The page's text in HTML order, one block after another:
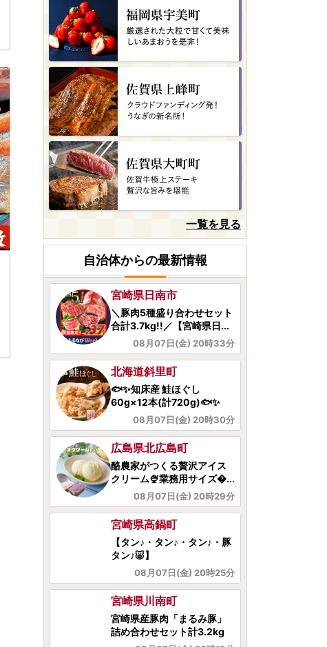
一覧を見る
自治体からの最新情報
キリン 氷結 シチリア産 レモ
ン 350ml 缶 × 24本 岡山...
08月07日(金) 21時34分
香川県まんのう町
＜数量限定＞ さぬき名物！
骨付鳥セット (3本・専用...
08月07日(金) 21時06分
北海道浜中町
み～んな大好き!! ハーゲン
ダッツ!!
08月07日(金) 20時46分
＼豚肉5種盛り合わせセット
合計3.7kg!!／【宮崎県日...
08月07日(金) 20時33分
北海道斜里町
🐟✨知床産 鮭ほぐし
60g×12本(計720g)🐟✨
08月07日(金) 20時30分
広島県北広島町
酪農家がつくる贅沢アイス
クリーム🍨業務用サイズ...
08月07日(金) 20時29分
宮崎県高鍋町
【タン♪・タン♪・タン♪・豚
タン♪🐷】
08月07日(金) 20時25分
宮崎県川南町
宮崎県産豚肉「まるみ豚」
詰め合わせセット計3.2kg
08月07日(金) 20時19分
宮崎県都農町
＼ふるなび限定!!／宮崎県産
若鶏モモ肉切身(計3kg)【...